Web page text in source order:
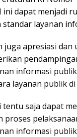
ini dapat menjadi
layanan
juga apresiasi dan
informasi
layanan publik di
tentu saja dapat
proses
informasi